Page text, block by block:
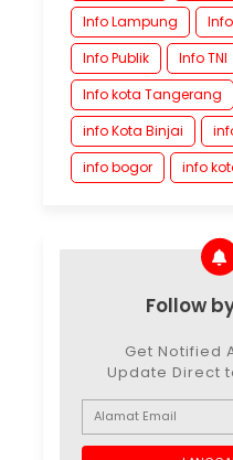
Info Lampung
Info Publik
Info TNI
Info kota Tangerang
info Kota Binjai
info bogor
info
Follow
Get Notified
Update Direct